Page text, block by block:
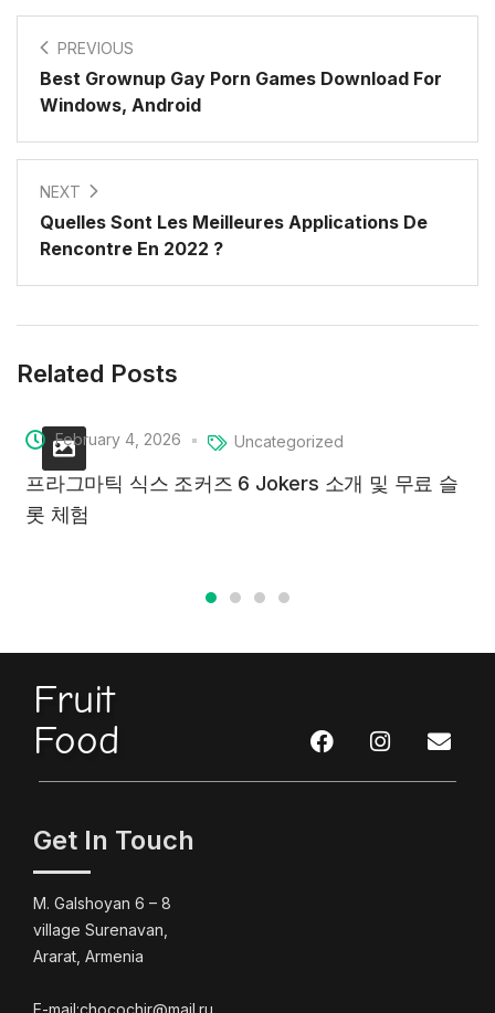
PREVIOUS
Best Grownup Gay Porn Games Download For
Windows, Android
NEXT
Quelles Sont Les Meilleures Applications De
Rencontre En 2022 ?
Related Posts
February 4, 2026 Uncategorized
프라그마틱 식스 조커즈 6 Jokers 소개 및 무료 슬
롯 체험
Fruit
Food
Get In Touch
M. Galshoyan 6 – 8
village Surenavan,
Ararat, Armenia